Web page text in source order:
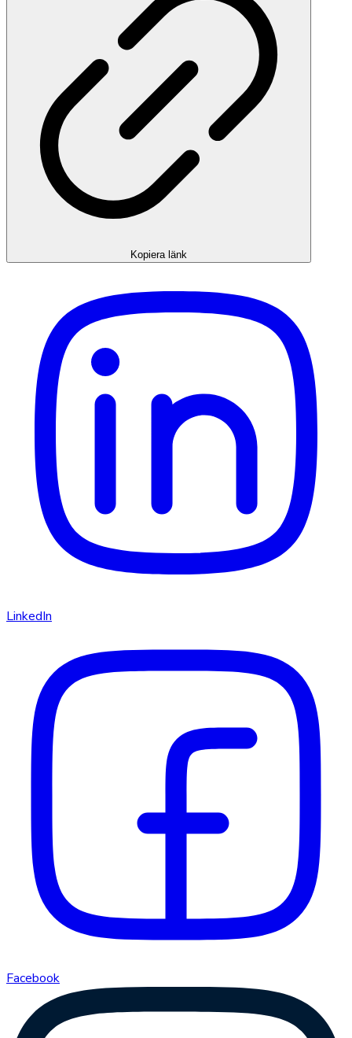
Kopiera länk
LinkedIn
Facebook